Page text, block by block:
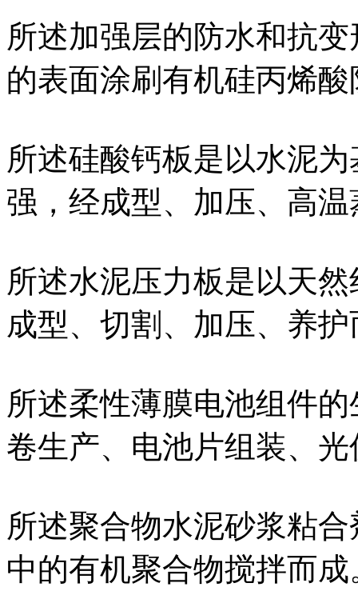
所述加强层的防水和抗
的表面涂刷有机硅丙烯
所述硅酸钙板是以水泥
强，经成型、加压、高
所述水泥压力板是以天
成型、切割、加压、养
所述柔性薄膜电池组件
卷生产、电池片组装、
所述聚合物水泥砂浆粘
中的有机聚合物搅拌而成